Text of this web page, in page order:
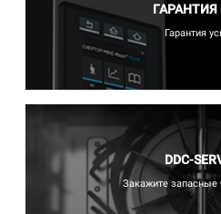
ГАРАНТИЯ
Гарантия
DDC-
Закажите запасные